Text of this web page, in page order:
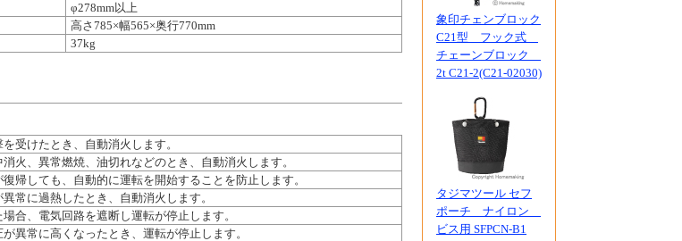
φ278mm以上
高さ785×幅565×奥行770mm
37kg
受けたとき、自動消火します。
火、異常燃焼、油切れなどのとき、自動消火します。
帰しても、自動的に運転を開始することを防止します。
常に過熱したとき、自動消火します。
合、電気回路を遮断し運転が停止します。
異常に高くなったとき、運転が停止します。
象印チェンブロック
C21型 フック式
チェーンブロック
2t C21-2(C21-02030)
タジマツール セフ
ポーチ ナイロン
ビス用 SFPCN-B1